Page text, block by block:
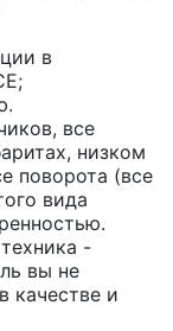
в
все
низком
поворота (все
вида
-
вы не
качестве и